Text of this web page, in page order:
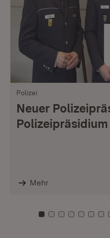
Polizei
Neuer
Mehr
Zu Kachel: 0
Zu Kachel: 1
Zu Kachel:
ZuZuZu